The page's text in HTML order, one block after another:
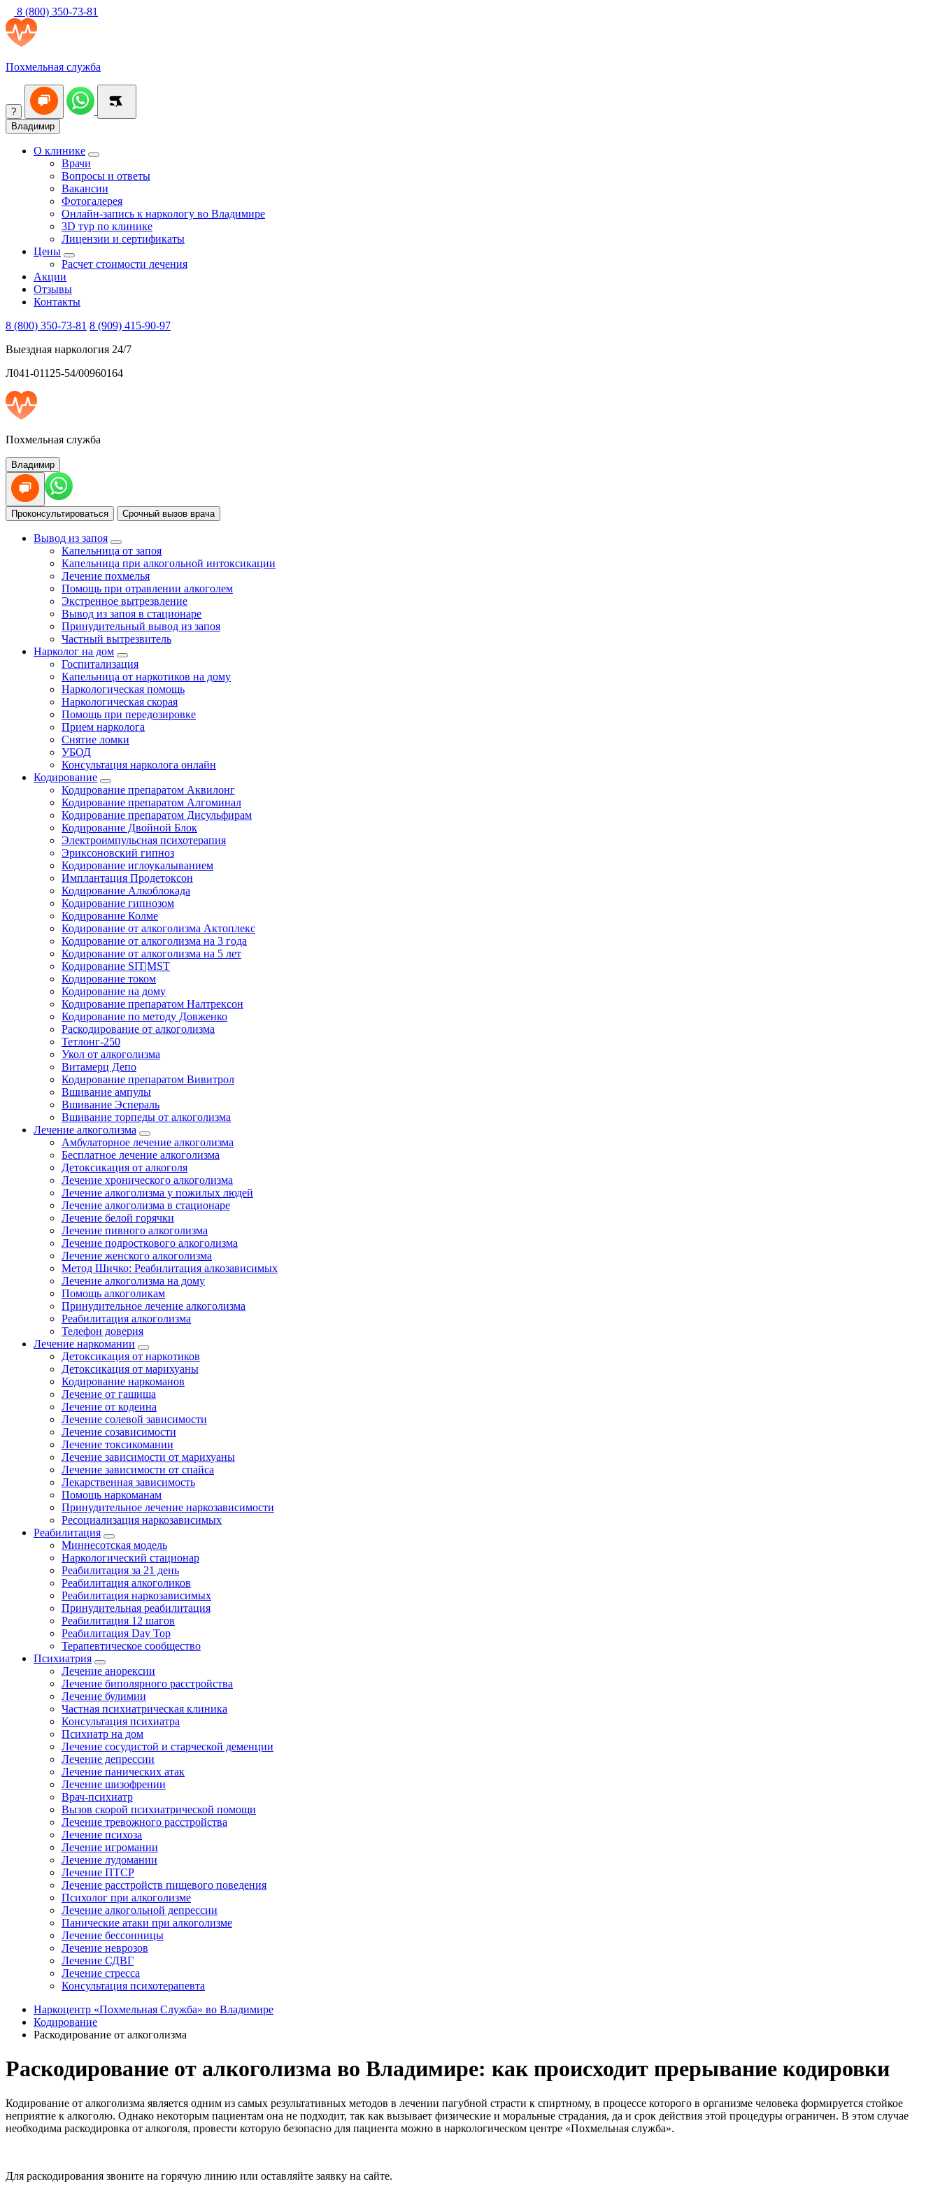
8 (800) 350-73-81
Похмельная служба
?
Владимир
О клинике
Врачи
Вопросы и ответы
Вакансии
Фотогалерея
Онлайн-запись к наркологу во Владимире
3D тур по клинике
Лицензии и сертификаты
Цены
Расчет стоимости лечения
Акции
Отзывы
Контакты
8 (800) 350-73-81 8 (909) 415-90-97
Выездная наркология 24/7
Л041-01125-54/00960164
Похмельная служба
Владимир
Проконсультироваться Срочный вызов врача
Вывод из запоя
Капельница от запоя
Капельница при алкогольной интоксикации
Лечение похмелья
Помощь при отравлении алкоголем
Экстренное вытрезвление
Вывод из запоя в стационаре
Принудительный вывод из запоя
Частный вытрезвитель
Нарколог на дом
Госпитализация
Капельница от наркотиков на дому
Наркологическая помощь
Наркологическая скорая
Помощь при передозировке
Прием нарколога
Снятие ломки
УБОД
Консультация нарколога онлайн
Кодирование
Кодирование препаратом Аквилонг
Кодирование препаратом Алгоминал
Кодирование препаратом Дисульфирам
Кодирование Двойной Блок
Электроимпульсная психотерапия
Эриксоновский гипноз
Кодирование иглоукалыванием
Имплантация Продетоксон
Кодирование Алкоблокада
Кодирование гипнозом
Кодирование Колме
Кодирование от алкоголизма Актоплекс
Кодирование от алкоголизма на 3 года
Кодирование от алкоголизма на 5 лет
Кодирование SIT|MST
Кодирование током
Кодирование на дому
Кодирование препаратом Налтрексон
Кодирование по методу Довженко
Раскодирование от алкоголизма
Тетлонг-250
Укол от алкоголизма
Витамерц Депо
Кодирование препаратом Вивитрол
Вшивание ампулы
Вшивание Эспераль
Вшивание торпеды от алкоголизма
Лечение алкоголизма
Амбулаторное лечение алкоголизма
Бесплатное лечение алкоголизма
Детоксикация от алкоголя
Лечение хронического алкоголизма
Лечение алкоголизма у пожилых людей
Лечение алкоголизма в стационаре
Лечение белой горячки
Лечение пивного алкоголизма
Лечение подросткового алкоголизма
Лечение женского алкоголизма
Метод Шичко: Реабилитация алкозависимых
Лечение алкоголизма на дому
Помощь алкоголикам
Принудительное лечение алкоголизма
Реабилитация алкоголизма
Телефон доверия
Лечение наркомании
Детоксикация от наркотиков
Детоксикация от марихуаны
Кодирование наркоманов
Лечение от гашиша
Лечение от кодеина
Лечение солевой зависимости
Лечение созависимости
Лечение токсикомании
Лечение зависимости от марихуаны
Лечение зависимости от спайса
Лекарственная зависимость
Помощь наркоманам
Принудительное лечение наркозависимости
Ресоциализация наркозависимых
Реабилитация
Миннесотская модель
Наркологический стационар
Реабилитация за 21 день
Реабилитация алкоголиков
Реабилитация наркозависимых
Принудительная реабилитация
Реабилитация 12 шагов
Реабилитация Day Top
Терапевтическое сообщество
Психиатрия
Лечение анорексии
Лечение биполярного расстройства
Лечение булимии
Частная психиатрическая клиника
Консультация психиатра
Психиатр на дом
Лечение сосудистой и старческой деменции
Лечение депрессии
Лечение панических атак
Лечение шизофрении
Врач-психиатр
Вызов скорой психиатрической помощи
Лечение тревожного расстройства
Лечение психоза
Лечение игромании
Лечение лудомании
Лечение ПТСР
Лечение расстройств пищевого поведения
Психолог при алкоголизме
Лечение алкогольной депрессии
Панические атаки при алкоголизме
Лечение бессонницы
Лечение неврозов
Лечение СДВГ
Лечение стресса
Консультация психотерапевта
Наркоцентр «Похмельная Служба» во Владимире
Кодирование
Раскодирование от алкоголизма
Раскодирование от алкоголизма во Владимире: как происходит прерывание кодировки
Кодирование от алкоголизма является одним из самых результативных методов в лечении пагубной страсти к спиртному, в процессе которого в организме человека формируется стойкое
неприятие к алкоголю. Однако некоторым пациентам она не подходит, так как вызывает физические и моральные страдания, да и срок действия этой процедуры ограничен. В этом случае
необходима раскодировка от алкоголя, провести которую безопасно для пациента можно в наркологическом центре «Похмельная служба».
Для раскодирования звоните на горячую линию или оставляйте заявку на сайте.